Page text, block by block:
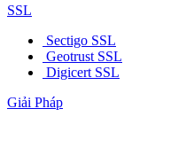
SSL
Sectigo SSL
Geotrust SSL
Digicert SSL
Giải Pháp